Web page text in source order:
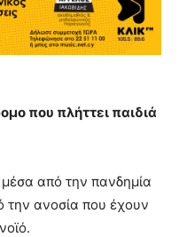
που πλήττει παιδιά
από την πανδημία
την ανοσία που έχουν